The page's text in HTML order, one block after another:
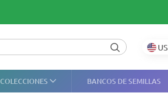
US
COLECCIONES BANCOS DE SEMILLAS